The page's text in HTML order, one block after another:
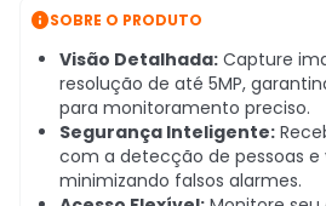
SOBRE O PRODUTO
Visão Detalhada: Capture
resolução de até 5MP,
para monitoramento preciso.
Segurança Inteligente:
com a detecção de pessoas e
minimizando falsos alarmes.